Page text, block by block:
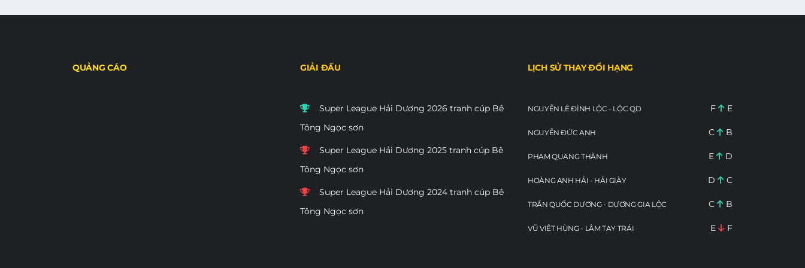
QUẢNG CÁO GIẢI ĐẤU
Super League Hải Dương 2026 tranh cúp Bê
Tông Ngọc sơn
Super League Hải Dương 2025 tranh cúp Bê
Tông Ngọc sơn
Super League Hải Dương 2024 tranh cúp Bê
Tông Ngọc sơn
LỊCH SỬ THAY ĐỔI HẠNG
NGUYỄN LÊ ĐÌNH LỘC - LỘC QD F E
NGUYỄN ĐỨC ANH C B
PHẠM QUANG THÀNH E D
HOÀNG ANH HẢI - HẢI GIÀY D C
TRẦN QUỐC DƯƠNG - DƯƠNG GIA LỘC C B
VŨ VIỆT HÙNG - LÂM TAY TRÁI E F